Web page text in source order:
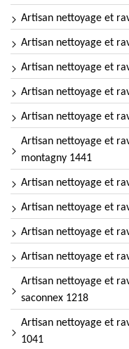
Artisan nettoyage et
Artisan nettoyage et
Artisan nettoyage et
Artisan nettoyage et
Artisan nettoyage et
Artisan nettoyage et
montagny 1441
Artisan nettoyage et
Artisan nettoyage et
Artisan nettoyage et
Artisan nettoyage et
Artisan nettoyage et
saconnex 1218
Artisan nettoyage et
1041